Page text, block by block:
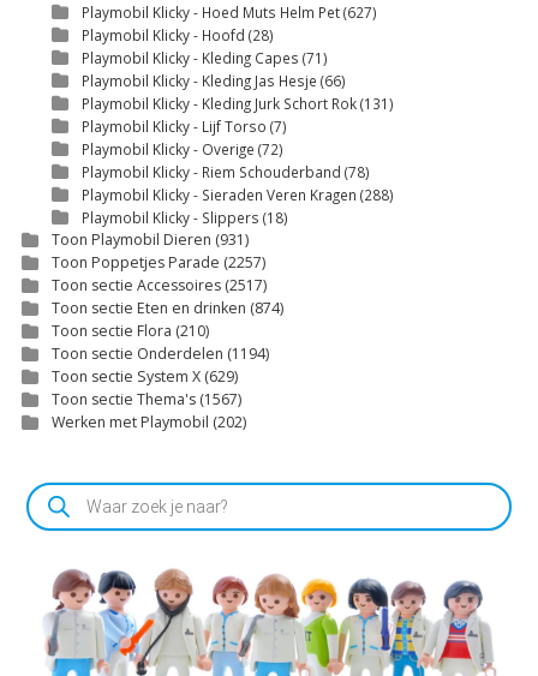
Playmobil Klicky - Hoed Muts Helm Pet(627)
Playmobil Klicky - Hoofd (28)
Playmobil Klicky - Kleding Capes (71)
Playmobil Klicky - Kleding Jas Hesje (66)
Playmobil Klicky - Kleding Jurk Schort Rok(131)
Playmobil Klicky - Lijf Torso (7)
Playmobil Klicky - Overige (72)
Playmobil Klicky - Riem Schouderband (78)
Playmobil Klicky - Sieraden Veren Kragen (288)
Playmobil Klicky - Slippers (18)
Toon Playmobil Dieren (931)
Toon Poppetjes Parade (2257)
Toon sectie Accessoires (2517)
Toon sectie Eten en drinken (874)
Toon sectie Flora (210)
Toon sectie Onderdelen (1194)
Toon sectie System X (629)
Toon sectie Thema's (1567)
Werken met Playmobil (202)
Producten
zoeken